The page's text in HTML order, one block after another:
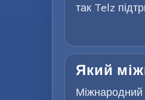
так Telz
Який
Міжнародний